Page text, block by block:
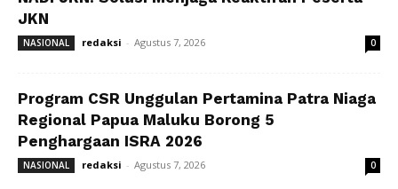
JKN
NASIONAL redaksi - Agustus 7, 2026 0
Program CSR Unggulan Pertamina Patra Niaga
Regional Papua Maluku Borong 5
Penghargaan ISRA 2026
NASIONAL redaksi - Agustus 7, 2026 0